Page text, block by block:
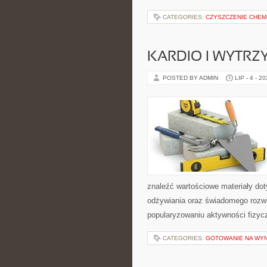
CATEGORIES: CZYSZCZENIE
KARDIO I
POSTED BY ADMIN LIP - 4 -
znaleźć wartościowe materiały
odżywiania oraz świadomego
popularyzowaniu aktywności
CATEGORIES: GOTOWANIE NA